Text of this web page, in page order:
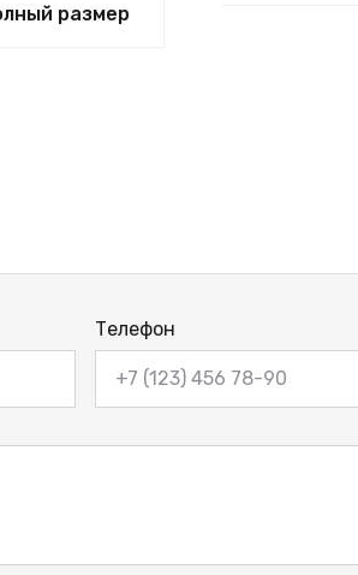
размер
Телефон